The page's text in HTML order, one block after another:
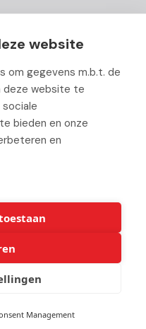
verklaring|Beheer uw
website
om gegevens m.b.t. de
deze website te
sociale
bieden en onze
en
Management